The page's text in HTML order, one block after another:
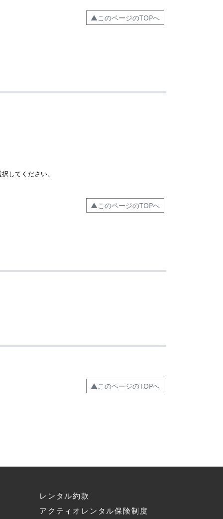
▲このページのTOPへ
してください。
▲このページのTOPへ
▲このページのTOPへ
レンタル約款
アクティオレンタル保険制度